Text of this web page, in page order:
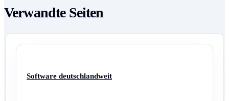
Verwandte Seiten
Software deutschlandweit